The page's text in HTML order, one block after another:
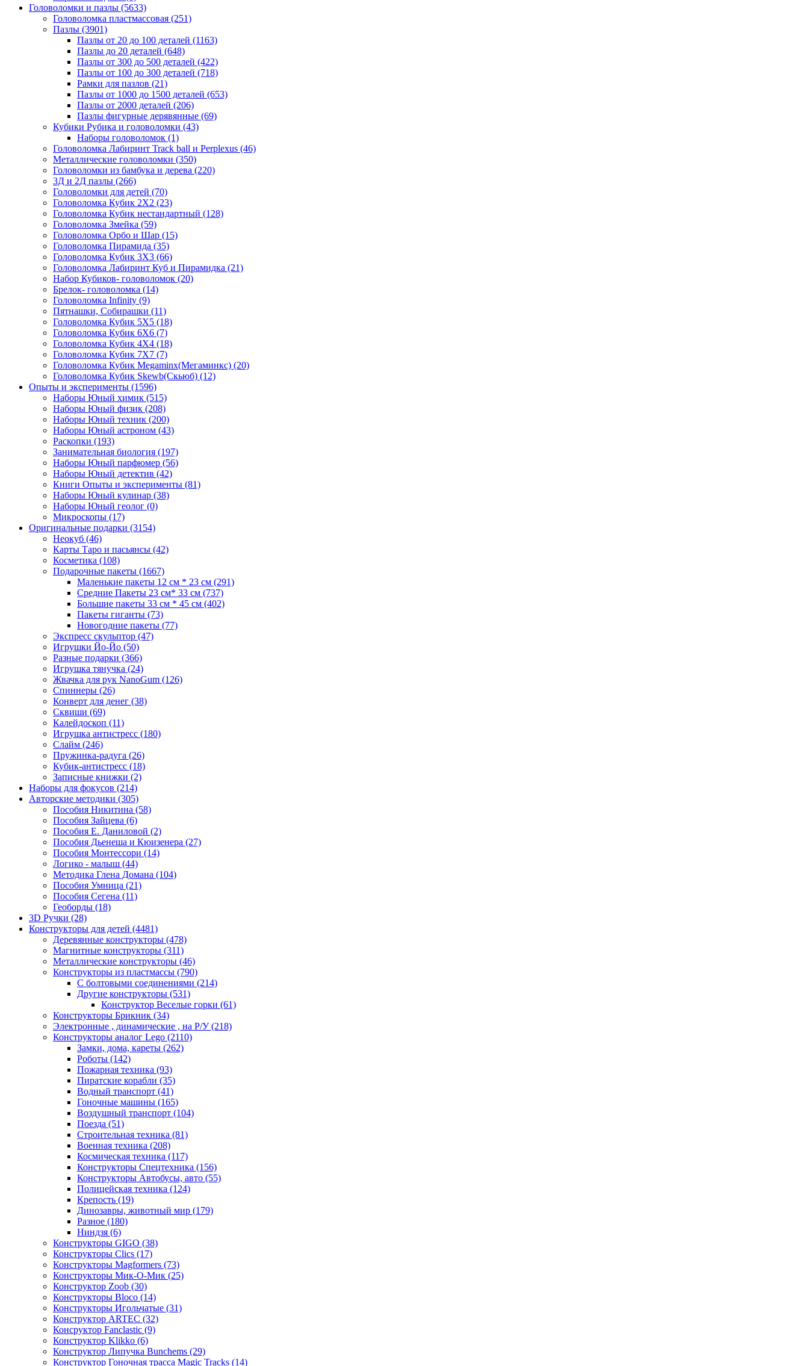
Головоломки и пазлы (5633)
Головоломка пластмассовая (251)
Пазлы (3901)
Пазлы от 20 до 100 деталей (1163)
Пазлы до 20 деталей (648)
Пазлы от 300 до 500 деталей (422)
Пазлы от 100 до 300 деталей (718)
Рамки для пазлов (21)
Пазлы от 1000 до 1500 деталей (653)
Пазлы от 2000 деталей (206)
Пазлы фигурные дерявянные (69)
Кубики Рубика и головоломки (43)
Наборы головоломок (1)
Головоломка Лабиринт Track ball и Perplexus (46)
Металлические головоломки (350)
Головоломки из бамбука и дерева (220)
3Д и 2Д пазлы (266)
Головоломки для детей (70)
Головоломка Кубик 2Х2 (23)
Головоломка Кубик нестандартный (128)
Головоломка Змейка (59)
Головоломка Орбо и Шар (15)
Головоломка Пирамида (35)
Головоломка Кубик 3Х3 (66)
Головоломка Лабиринт Куб и Пирамидка (21)
Набор Кубиков- головоломок (20)
Брелок- головоломка (14)
Головоломка Infinity (9)
Пятнашки, Собирашки (11)
Головоломка Кубик 5Х5 (18)
Головоломка Кубик 6Х6 (7)
Головоломка Кубик 4Х4 (18)
Головоломка Кубик 7Х7 (7)
Головоломка Кубик Megaminx(Мегаминкс) (20)
Головоломка Кубик Skewb(Скьюб) (12)
Опыты и эксперименты (1596)
Наборы Юный химик (515)
Наборы Юный физик (208)
Наборы Юный техник (200)
Наборы Юный астроном (43)
Раскопки (193)
Занимательная биология (197)
Наборы Юный парфюмер (56)
Наборы Юный детектив (42)
Книги Опыты и эксперименты (81)
Наборы Юный кулинар (38)
Наборы Юный геолог (0)
Микроскопы (17)
Оригинальные подарки (3154)
Неокуб (46)
Карты Таро и пасьянсы (42)
Косметика (108)
Подарочные пакеты (1667)
Маленькие пакеты 12 см * 23 см (291)
Средние Пакеты 23 см* 33 см (737)
Большие пакеты 33 см * 45 см (402)
Пакеты гиганты (73)
Новогодние пакеты (77)
Экспресс скульптор (47)
Игрушки Йо-Йо (50)
Разные подарки (366)
Игрушка тянучка (24)
Жвачка для рук NanoGum (126)
Спиннеры (26)
Конверт для денег (38)
Сквиши (69)
Калейдоскоп (11)
Игрушка антистресс (180)
Слайм (246)
Пружинка-радуга (26)
Кубик-антистресс (18)
Записные книжки (2)
Наборы для фокусов (214)
Авторские методики (305)
Пособия Никитина (58)
Пособия Зайцева (6)
Пособия Е. Даниловой (2)
Пособия Дьенеша и Кюизенера (27)
Пособия Монтессори (14)
Логико - малыш (44)
Методика Глена Домана (104)
Пособия Умница (21)
Пособия Сегена (11)
Геоборды (18)
3D Ручки (28)
Конструкторы для детей (4481)
Деревянные конструкторы (478)
Магнитные конструкторы (311)
Металлические конструкторы (46)
Конструкторы из пластмассы (790)
С болтовыми соединениями (214)
Другие конструкторы (531)
Конструктор Веселые горки (61)
Конструкторы Брикник (34)
Электронные , динамические , на Р/У(218)
Конструкторы аналог Lego (2110)
Замки, дома, кареты (262)
Роботы (142)
Пожарная техника (93)
Пиратские корабли (35)
Водный транспорт (41)
Гоночные машины (165)
Воздушный транспорт (104)
Поезда (51)
Строительная техника (81)
Военная техника (208)
Космическая техника (117)
Конструкторы Спецтехника (156)
Конструкторы Автобусы, авто (55)
Полицейская техника (124)
Крепость (19)
Динозавры, животный мир (179)
Разное (180)
Ниндзя (6)
Конструкторы GIGO (38)
Конструкторы Clics (17)
Конструкторы Magformers (73)
Конструкторы Мик-О-Мик (25)
Конструктор Zoob (30)
Конструкторы Bloco (14)
Конструкторы Игольчатые (31)
Конструктор ARTEC (32)
Консруктор Fanclastic (9)
Конструктор Klikko (6)
Конструктор Липучка Bunchems (29)
Конструктор Гоночная трасса Magic Tracks (14)